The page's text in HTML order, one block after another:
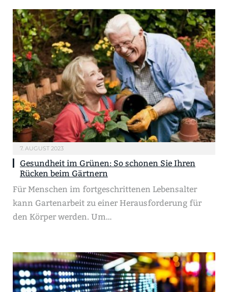
7. AUGUST 2023
Gesundheit im Grünen: So schonen Sie Ihren
Rücken beim Gärtnern
Für Menschen im fortgeschrittenen Lebensalter
kann Gartenarbeit zu einer Herausforderung für
den Körper werden. Um…